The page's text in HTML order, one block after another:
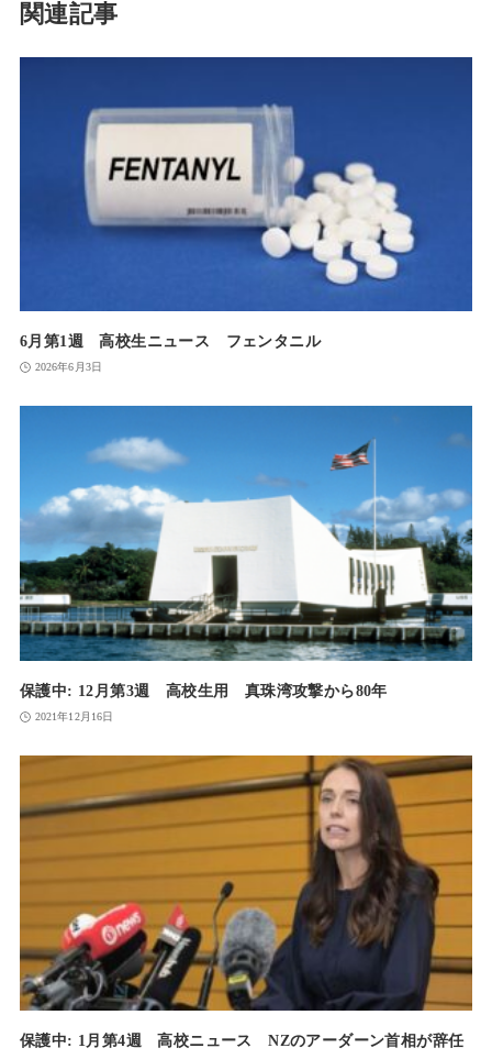
関連記事
6月第1週 高校生ニュース フェンタニル
2026年6月3日
保護中: 12月第3週 高校生用 真珠湾攻撃から80年
2021年12月16日
保護中: 1月第4週 高校ニュース NZのアーダーン首相が辞任